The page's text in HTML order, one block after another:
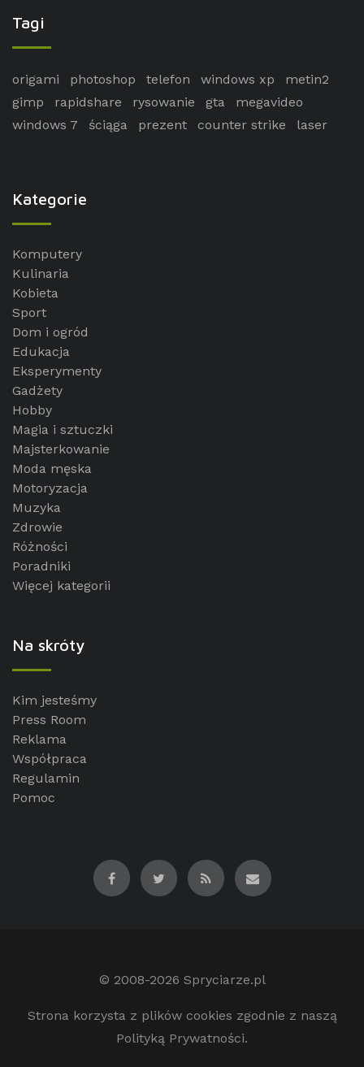
Tagi
origami photoshop telefon windows xp
metin2
gimp
rapidshare rysowanie gta
megavideo
windows 7
ściąga prezent counter strike laser
Kategorie
Komputery
Kulinaria
Kobieta
Sport
Dom i ogród
Edukacja
Eksperymenty
Gadżety
Hobby
Magia i sztuczki
Majsterkowanie
Moda męska
Motoryzacja
Muzyka
Zdrowie
Różności
Poradniki
Więcej kategorii
Na skróty
Kim jesteśmy
Press Room
Reklama
Współpraca
Regulamin
Pomoc
© 2008-2026 Spryciarze.pl
Strona korzysta z plików cookies zgodnie z naszą
Polityką Prywatności.